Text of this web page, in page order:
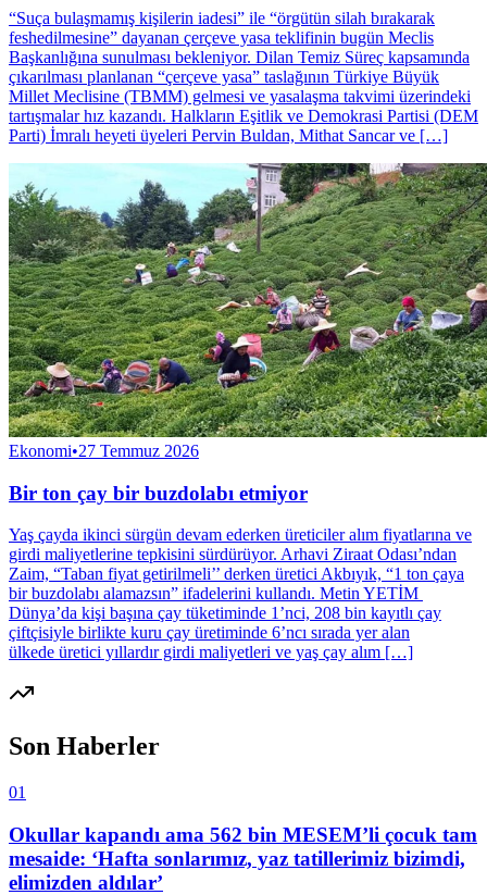
“Suça bulaşmamış kişilerin iadesi” ile “örgütün silah bırakarak
feshedilmesine” dayanan çerçeve yasa teklifinin bugün Meclis
Başkanlığına sunulması bekleniyor. Dilan Temiz Süreç kapsamında
çıkarılması planlanan “çerçeve yasa” taslağının Türkiye Büyük
Millet Meclisine (TBMM) gelmesi ve yasalaşma takvimi üzerindeki
tartışmalar hız kazandı. Halkların Eşitlik ve Demokrasi Partisi (DEM
Parti) İmralı heyeti üyeleri Pervin Buldan, Mithat Sancar ve […]
Ekonomi•27 Temmuz 2026
Bir ton çay bir buzdolabı etmiyor
Yaş çayda ikinci sürgün devam ederken üreticiler alım fiyatlarına ve
girdi maliyetlerine tepkisini sürdürüyor. Arhavi Ziraat Odası’ndan
Zaim, “Taban fiyat getirilmeli’’ derken üretici Akbıyık, “1 ton çaya
bir buzdolabı alamazsın” ifadelerini kullandı. Metin YETİM
Dünya’da kişi başına çay tüketiminde 1’nci, 208 bin kayıtlı çay
çiftçisiyle birlikte kuru çay üretiminde 6’ncı sırada yer alan
ülkede üretici yıllardır girdi maliyetleri ve yaş çay alım […]
Son Haberler
01
Okullar kapandı ama 562 bin MESEM’li çocuk tam
mesaide: ‘Hafta sonlarımız, yaz tatillerimiz bizimdi,
elimizden aldılar’